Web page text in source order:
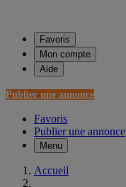
Favoris
Mon compte
Aide
Publier une annonce
Favoris
Publier une annonce
Menu
Accueil